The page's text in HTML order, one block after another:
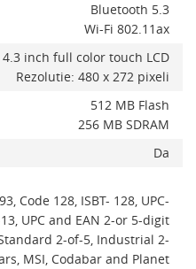
Bluetooth 5.3
Wi-Fi 802.11ax
4.3 inch full color touch LCD
Rezolutie: 480 x 272 pixeli
512 MB Flash
256 MB SDRAM
Da
Code 128, ISBT- 128, UPC-
13, UPC and EAN 2-or 5-digit
2-of-5, Industrial 2-
MSI, Codabar and Planet